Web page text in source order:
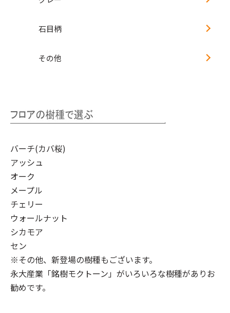
石目柄
その他
バーチ(カバ桜)
アッシュ
オーク
メープル
チェリー
ウォールナット
シカモア
セン
※その他、新登場の樹種もございます。
永大産業「銘樹モクトーン」 がいろいろな樹種がありお
勧めです。